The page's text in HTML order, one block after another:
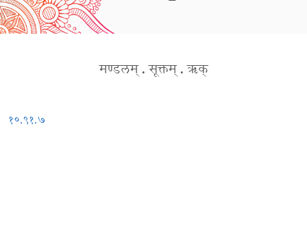
मण्डलम् . सूक्तम् . ऋक्
१०.९१.७